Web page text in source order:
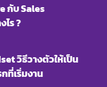
กับ Sales
ร ?
วิธีวางตัวให้เป็น
ที่เริ่มงาน